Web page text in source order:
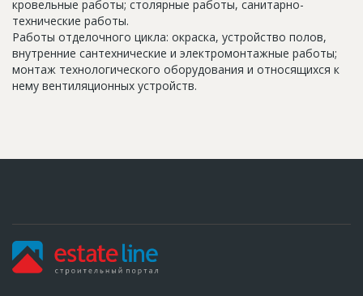
кровельные работы; столярные работы, санитарно-
технические работы.
Работы отделочного цикла: окраска, устройство полов,
внутренние сантехнические и электромонтажные работы;
монтаж технологического оборудования и относящихся к
нему вентиляционных устройств.